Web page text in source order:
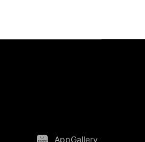
AppGallery